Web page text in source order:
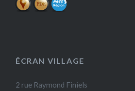
ÉCRAN VILLAGE
2 rue Raymond Finiels